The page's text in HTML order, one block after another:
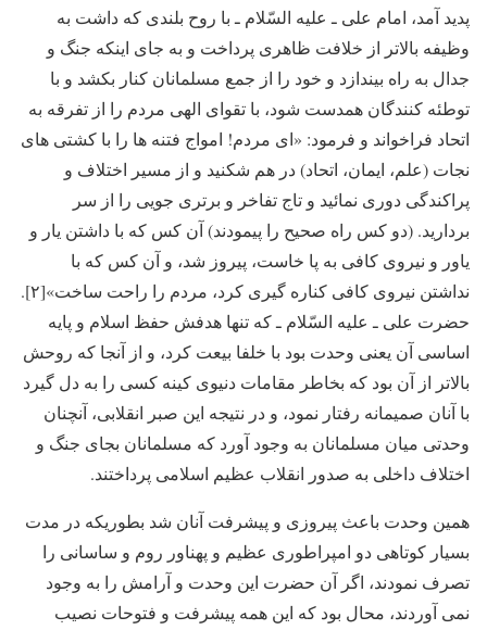
پدید آمد، امام علی ـ علیه السّلام ـ با روح بلندی که داشت به
وظیفه بالاتر از خلافت ظاهری پرداخت و به جای اینکه جنگ و
جدال به راه بیندازد و خود را از جمع مسلمانان کنار بکشد و با
توطئه کنندگان همدست شود، با تقوای الهی مردم را از تفرقه به
اتحاد فراخواند و فرمود: «ای مردم! امواج فتنه ها را با کشتی های
نجات (علم، ایمان، اتحاد) در هم شکنید و از مسیر اختلاف و
پراکندگی دوری نمائید و تاج تفاخر و برتری جویی را از سر
بردارید. (دو کس راه صحیح را پیمودند) آن کس که با داشتن یار و
یاور و نیروی کافی به پا خاست، پیروز شد، و آن کس که با
نداشتن نیروی کافی کناره گیری کرد، مردم را راحت ساخت»[۲].
حضرت علی ـ علیه السّلام ـ که تنها هدفش حفظ اسلام و پایه
اساسی آن یعنی وحدت بود با خلفا بیعت کرد، و از آنجا که روحش
بالاتر از آن بود که بخاطر مقامات دنیوی کینه کسی را به دل گیرد
با آنان صمیمانه رفتار نمود، و در نتیجه این صبر انقلابی، آنچنان
وحدتی میان مسلمانان به وجود آورد که مسلمانان بجای جنگ و
اختلاف داخلی به صدور انقلاب عظیم اسلامی پرداختند.
همین وحدت باعث پیروزی و پیشرفت آنان شد بطوریکه در مدت
بسیار کوتاهی دو امپراطوری عظیم و پهناور روم و ساسانی را
تصرف نمودند، اگر آن حضرت این وحدت و آرامش را به وجود
نمی آوردند، محال بود که این همه پیشرفت و فتوحات نصیب